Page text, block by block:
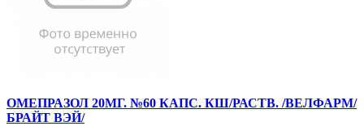
ОМЕПРАЗОЛ 20МГ. №60 КАПС. КШ/РАСТВ. /ВЕЛФАРМ/
БРАЙТ ВЭЙ/